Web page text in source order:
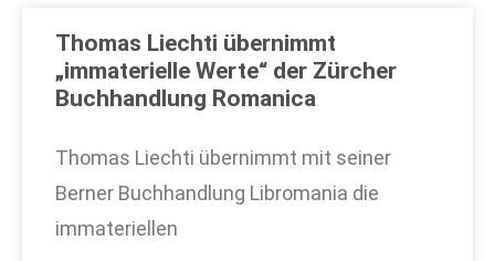
Thomas Liechti übernimmt
„immaterielle Werte“ der Zürcher
Buchhandlung Romanica
Thomas Liechti übernimmt mit seiner
Berner Buchhandlung Libromania die
immateriellen